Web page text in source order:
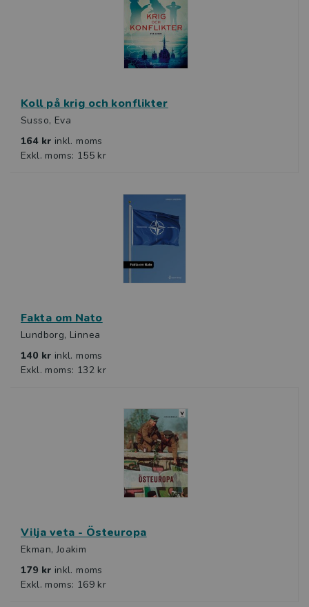
Koll på krig och konflikter
Susso, Eva
164 kr inkl. moms
Exkl. moms: 155 kr
Fakta om Nato
Lundborg, Linnea
140 kr inkl. moms
Exkl. moms: 132 kr
Vilja veta - Östeuropa
Ekman, Joakim
179 kr inkl. moms
Exkl. moms: 169 kr